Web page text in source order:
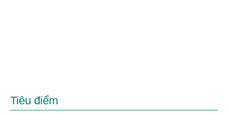
Tiêu điểm